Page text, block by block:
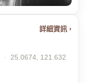
詳細資訊 ›
· 25.0674, 121.632